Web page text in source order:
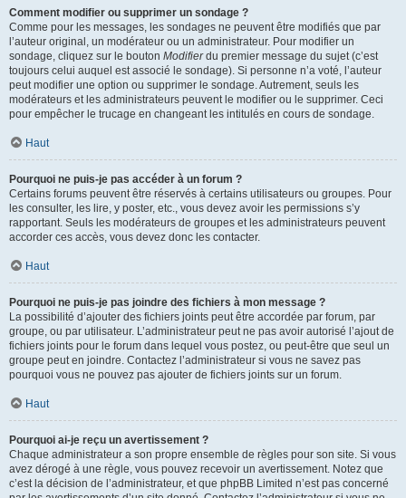
Comment modifier ou supprimer un sondage ?
Comme pour les messages, les sondages ne peuvent être modifiés que par
l’auteur original, un modérateur ou un administrateur. Pour modifier un
sondage, cliquez sur le bouton Modifierdu premier message du sujet (c’est
toujours celui auquel est associé le sondage). Si personne n’a voté, l’auteur
peut modifier une option ou supprimer le sondage. Autrement, seuls les
modérateurs et les administrateurs peuvent le modifier ou le supprimer. Ceci
pour empêcher le trucage en changeant les intitulés en cours de sondage.
Haut
Pourquoi ne puis-je pas accéder à un forum ?
Certains forums peuvent être réservés à certains utilisateurs ou groupes. Pour
les consulter, les lire, y poster, etc., vous devez avoir les permissions s’y
rapportant. Seuls les modérateurs de groupes et les administrateurs peuvent
accorder ces accès, vous devez donc les contacter.
Haut
Pourquoi ne puis-je pas joindre des fichiers à mon message ?
La possibilité d’ajouter des fichiers joints peut être accordée par forum, par
groupe, ou par utilisateur. L’administrateur peut ne pas avoir autorisé l’ajout de
fichiers joints pour le forum dans lequel vous postez, ou peut-être que seul un
groupe peut en joindre. Contactez l’administrateur si vous ne savez pas
pourquoi vous ne pouvez pas ajouter de fichiers joints sur un forum.
Haut
Pourquoi ai-je reçu un avertissement ?
Chaque administrateur a son propre ensemble de règles pour son site. Si vous
avez dérogé à une règle, vous pouvez recevoir un avertissement. Notez que
c’est la décision de l’administrateur, et que phpBB Limited n’est pas concerné